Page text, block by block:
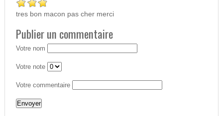
tres bon macon pas cher merci
Publier un commentaire
Votre nom
Votre note
Votre commentaire